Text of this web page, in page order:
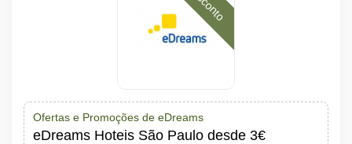
Ofertas e Promoções de eDreams
eDreams Hoteis São Paulo desde 3€